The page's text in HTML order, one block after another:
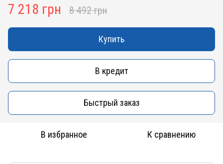
7 218 грн 8 492 грн
Купить
В кредит
Быстрый заказ
В избранное К сравнению